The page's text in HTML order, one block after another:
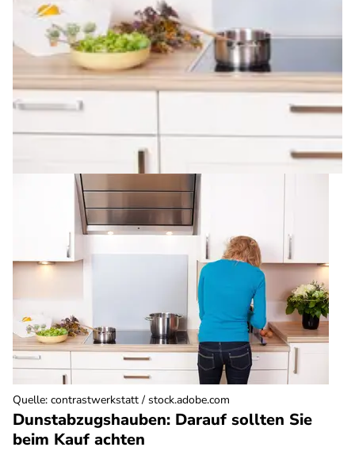
Dunstabzugshauben: Darauf sollten Sie
beim Kauf achten
Quelle: contrastwerkstatt / stock.adobe.com